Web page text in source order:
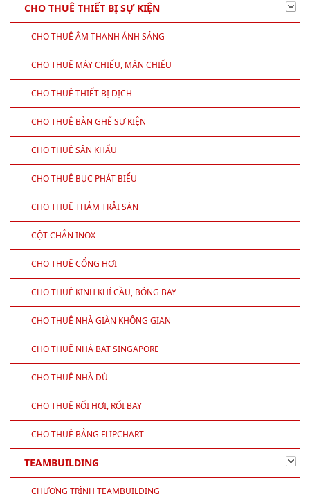
CHO THUÊ THIẾT BỊ SỰ KIỆN
CHO THUÊ ÂM THANH ÁNH SÁNG
CHO THUÊ MÁY CHIẾU, MÀN CHIẾU
CHO THUÊ THIẾT BỊ DỊCH
CHO THUÊ BÀN GHẾ SỰ KIỆN
CHO THUÊ SÂN KHẤU
CHO THUÊ BỤC PHÁT BIỂU
CHO THUÊ THẢM TRẢI SÀN
CỘT CHẮN INOX
CHO THUÊ CỔNG HƠI
CHO THUÊ KINH KHÍ CẦU, BÓNG BAY
CHO THUÊ NHÀ GIÀN KHÔNG GIAN
CHO THUÊ NHÀ BẠT SINGAPORE
CHO THUÊ NHÀ DÙ
CHO THUÊ RỐI HƠI, RỐI BAY
CHO THUÊ BẢNG FLIPCHART
TEAMBUILDING
CHƯƠNG TRÌNH TEAMBUILDING